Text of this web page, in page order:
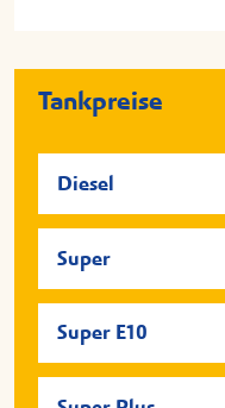
Tankpreise
Diesel
Super
Super E10